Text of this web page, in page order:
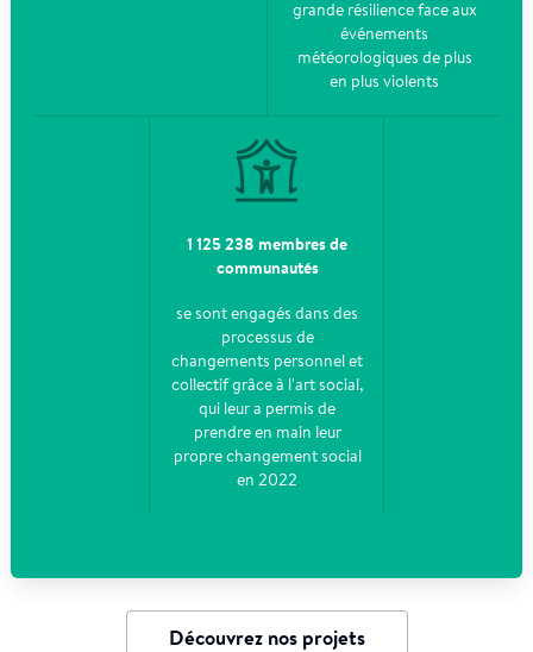
grande résilience face aux
événements
météorologiques de plus
en plus violents
1 125 238 membres de
communautés
se sont engagés dans des
processus de
changements personnel et
collectif grâce à l'art social,
qui leur a permis de
prendre en main leur
propre changement social
en 2022
Découvrez nos projets